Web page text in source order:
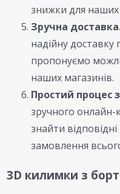
знижки для наших
Зручна
надійну доставку
пропонуємо
наших магазинів.
Простий процес
зручного
знайти
замовлення
3D килимки з